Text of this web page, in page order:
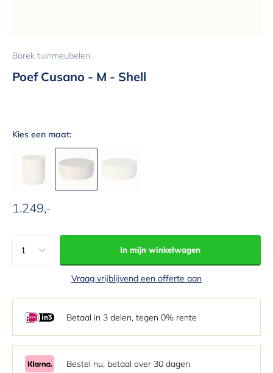
Borek tuinmeubelen
Poef Cusano - M - Shell
Kies een maat:
Aanbiedingsprijs
1.249,-
1
3
5
In mijn winkelwagen
Vraag vrijblijvend een offerte aan
Betaal in 3 delen, tegen 0% rente
Bestel nu, betaal over 30 dagen